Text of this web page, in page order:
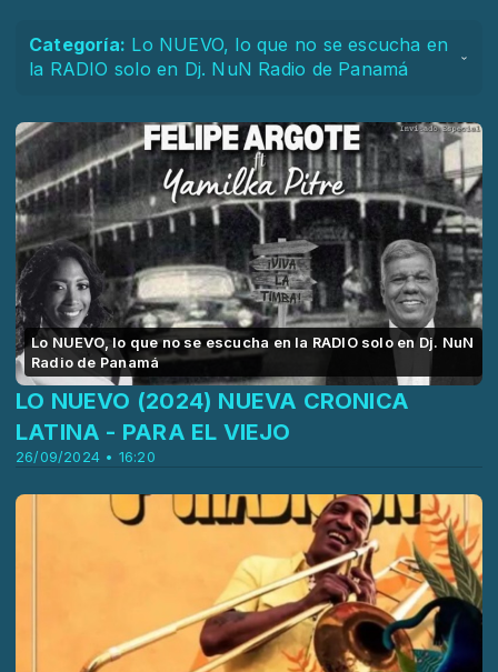
Categoría: Lo NUEVO, lo que no se escucha en
la RADIO solo en Dj. NuN Radio de Panamá
Lo NUEVO, lo que no se escucha en la RADIO solo en Dj. NuN
Radio de Panamá
26/09/2024 • 16:20
LO NUEVO (2024) NUEVA CRONICA
LATINA - PARA EL VIEJO